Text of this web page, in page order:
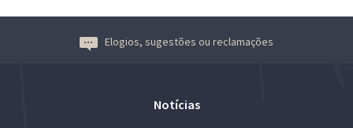
Elogios, sugestões ou reclamações
Notícias